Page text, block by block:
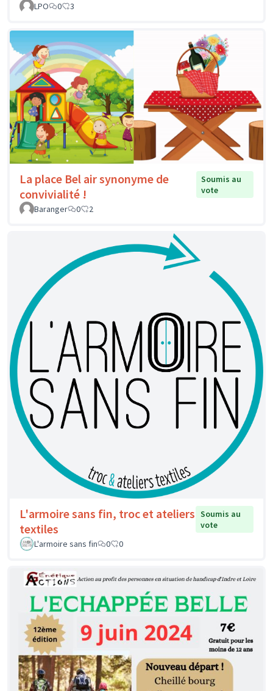
LPO
0 3
La place Bel air synonyme de
convivialité !
Soumis au
vote
Baranger
0 2
L'armoire sans fin, troc et ateliers
textiles
Soumis au
vote
L'armoire sans fin
0 0